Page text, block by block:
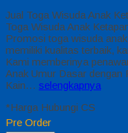
Jual Toga Wisuda Anak
Toga Wisuda Anak
Promosi toga wisuda
memiliki kualitas terbaik,
Kami memberinya
Anak Umur Dasar dengan
Kain… selengkapnya
*Harga Hubungi CS
Pre Order